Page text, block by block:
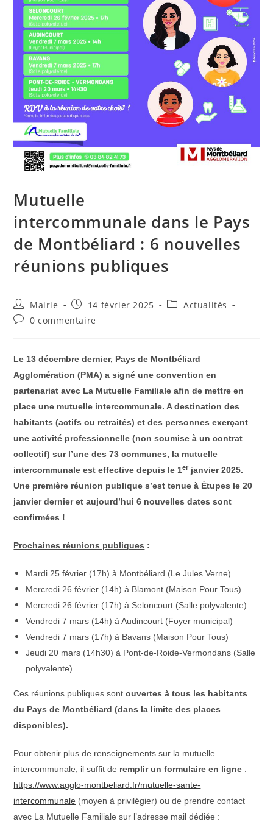
Mutuelle
intercommunale dans le Pays
de Montbéliard : 6 nouvelles
réunions publiques
Auteur/autrice
de
la
Mairie
Publication
publiée :
14 février 2025
PostActualités
Commentaires
publication :
0 commentaire
Le 13 décembre dernier, Pays de Montbéliard
Agglomération (PMA) a signé une convention en
partenariat avec La Mutuelle Familiale afin de mettre en
place une mutuelle intercommunale. A destination des
habitants (actifs ou retraités) et des personnes exerçant
une activité professionnelle (non soumise à un contrat
collectif) sur l’une des 73 communes, la mutuelle
intercommunale est effective depuis le 1er janvier 2025.
Une première réunion publique s’est tenue à Étupes le 20
janvier dernier et aujourd’hui 6 nouvelles dates sont
confirmées !
Prochaines réunions publiques :
Mardi 25 février (17h) à Montbéliard (Le Jules Verne)
Mercredi 26 février (14h) à Blamont (Maison Pour Tous)
Mercredi 26 février (17h) à Seloncourt (Salle polyvalente)
Vendredi 7 mars (14h) à Audincourt (Foyer municipal)
Vendredi 7 mars (17h) à Bavans (Maison Pour Tous)
Jeudi 20 mars (14h30) à Pont-de-Roide-Vermondans (Salle
polyvalente)
Ces réunions publiques sontouvertes à tous les habitants
du Pays de Montbéliard (dans la limite des places
disponibles).
Pour obtenir plus de renseignements sur la mutuelle
intercommunale, il suffit de remplir un formulaire en ligne :
https://www.agglo-montbeliard.fr/mutuelle-sante-
intercommunale (moyen à privilégier) ou de prendre contact
avec La Mutuelle Familiale sur l’adresse mail dédiée :